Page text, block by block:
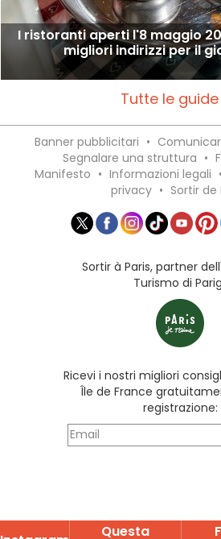
I ristoranti aperti l'8 maggio
migliori indirizzi per il
Tutte le
Banner pubblicitari •
Segnalare una struttura •
Manifesto • Informazioni legali •
privacy • Sortir de
Sortir à Paris, partner
Turismo di
Ricevi i nostri migliori
Île de France
registrazione:
Questa